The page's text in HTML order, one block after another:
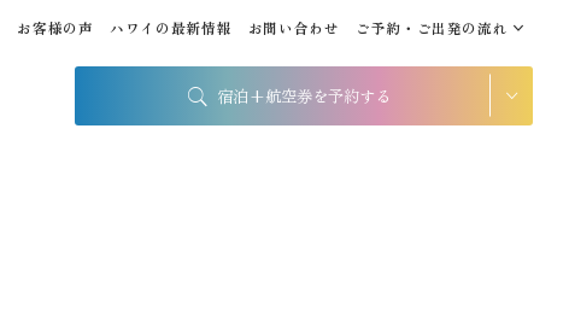
お客様の声 ハワイの最新情報 お問い合わせ ご予約・ご出発の流れ
宿泊+航空券を予約する